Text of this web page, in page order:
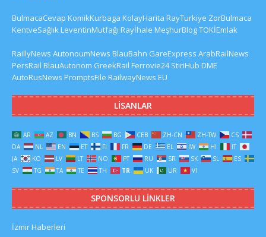
BulmacaCevap KomikKurbaga KolayHarita RayTurkiye ZorBulmaca
KentveSağlık LeventinMutfağı Rayİhale MeşhurBlogTOKİEmlak
RaillyNews AutonoumNews BlauBahn GareExpress ArabRailNews
PersRail BlauAutonom GreekRail Ferrovie24 StiriHub DME
AutoRusNews PromptsFile RailwayNews EU
LISANLAR
AR AZ BN BS BG CEB ZH-CN ZH-TW
CS
DA
NL EN ET FI FR DE EL IW HI
IT
JA
KO LV LT NO PT RU SR SK SL
ES
SV
TG TA TE TH TR UK UR VI
SPONSORLU LINKLER
İzmir Haberleri